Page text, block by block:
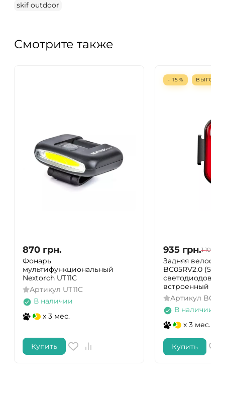
skif outdoor
Смотрите также
870 грн.
Фонарь
мультифункциональный
Nextorch UT11C
Артикул UT11C
В наличии
x 3 мес.
Купить
- 15% ВЫГОДА
935 грн.1 100
Задняя
BC05RV2.0 (5
светодиодов, 15
встроенный Li-
Артикул
В наличии
x 3 мес.
Купить